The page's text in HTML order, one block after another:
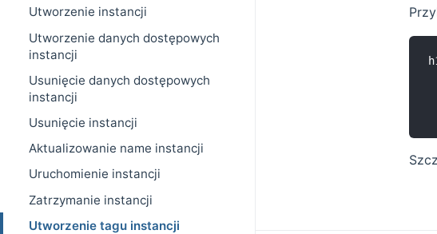
Utworzenie instancji
Utworzenie danych dostępowych
instancji
Usunięcie danych dostępowych
instancji
Usunięcie instancji
Aktualizowanie name instancji
Uruchomienie instancji
Zatrzymanie instancji
Utworzenie tagu instancji